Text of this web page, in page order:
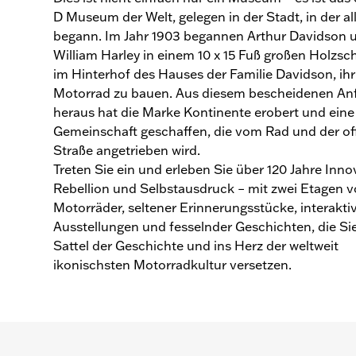
D Museum der Welt, gelegen in der Stadt, in der
begann. Im Jahr 1903 begannen Arthur Davidson
William Harley in einem 10 x 15 Fuß großen
im Hinterhof des Hauses der Familie Davidson,
Motorrad zu bauen. Aus diesem bescheidenen
heraus hat die Marke Kontinente erobert und
Gemeinschaft geschaffen, die vom Rad und der
Straße angetrieben wird.
Treten Sie ein und erleben Sie über 120 Jahre
Rebellion und Selbstausdruck – mit zwei Etagen
Motorräder, seltener Erinnerungsstücke,
Ausstellungen und fesselnder Geschichten, die
Sattel der Geschichte und ins Herz der weltweit
ikonischsten Motorradkultur versetzen.